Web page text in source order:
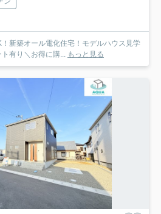
新築オール電化住宅！モデルハウス見学
有り＼お得に購... もっと見る